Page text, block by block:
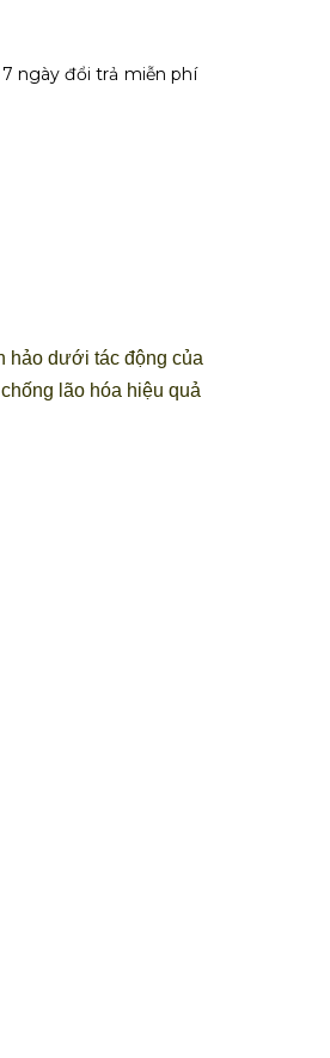
7 ngày đổi trả miễn phí
hảo dưới tác động của
lão hóa hiệu quả